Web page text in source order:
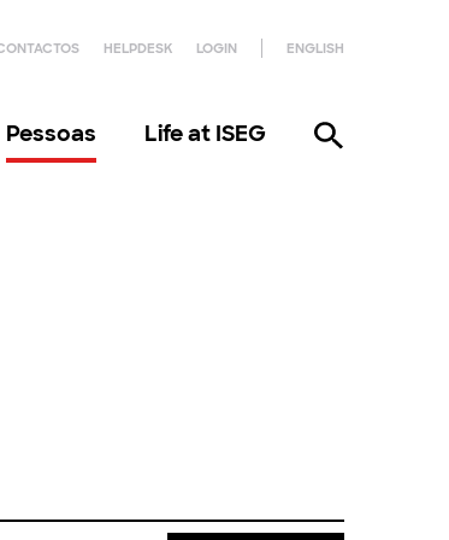
HELPDESK LOGIN ENGLISH
Pessoas Life at ISEG